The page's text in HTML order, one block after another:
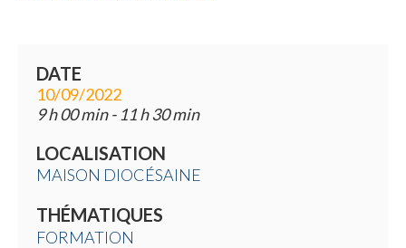
DATE
10/09/2022
9 h 00 min - 11 h 30 min
LOCALISATION
MAISON DIOCÉSAINE
THÉMATIQUES
FORMATION